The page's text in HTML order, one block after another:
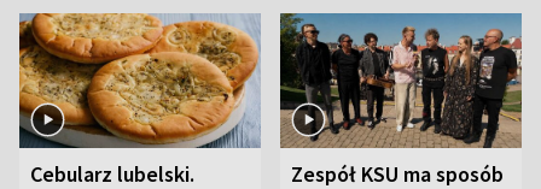
Cebularz lubelski.
Zespół KSU ma sposób